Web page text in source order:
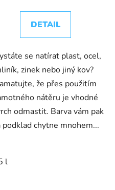
DETAIL
se natírat plast, ocel,
zinek nebo jiný kov?
že přes použitím
nátěru je vhodné
odmastit. Barva vám pak
podklad chytne mnohem...
l